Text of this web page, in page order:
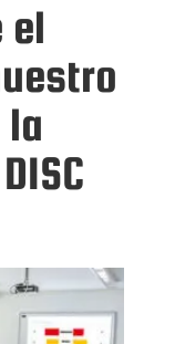
el
la